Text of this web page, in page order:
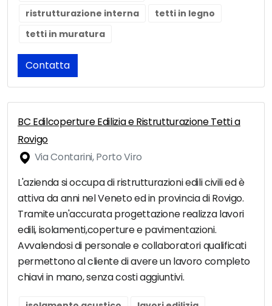
ristrutturazione interna
tetti in legno
tetti in muratura
Contatta
BC Edilcoperture Edilizia e Ristrutturazione Tetti a
Rovigo
Via Contarini, Porto Viro
L'azienda si occupa di ristrutturazioni edili civili ed è
attiva da anni nel Veneto ed in provincia di Rovigo.
Tramite un'accurata progettazione realizza lavori
edili, isolamenti,coperture e pavimentazioni.
Avvalendosi di personale e collaboratori qualificati
permettono al cliente di avere un lavoro completo
chiavi in mano, senza costi aggiuntivi.